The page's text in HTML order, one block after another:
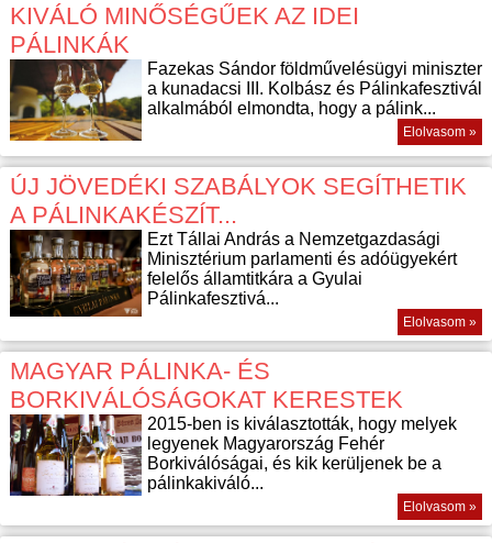
KIVÁLÓ MINŐSÉGŰEK AZ IDEI
PÁLINKÁK
Fazekas Sándor földművelésügyi miniszter
a kunadacsi III. Kolbász és Pálinkafesztivál
alkalmából elmondta, hogy a pálink...
Elolvasom »
ÚJ JÖVEDÉKI SZABÁLYOK SEGÍTHETIK
A PÁLINKAKÉSZÍT...
Ezt Tállai András a Nemzetgazdasági
Minisztérium parlamenti és adóügyekért
felelős államtitkára a Gyulai
Pálinkafesztivá...
Elolvasom »
MAGYAR PÁLINKA- ÉS
BORKIVÁLÓSÁGOKAT KERESTEK
2015-ben is kiválasztották, hogy melyek
legyenek Magyarország Fehér
Borkiválóságai, és kik kerüljenek be a
pálinkakiváló...
Elolvasom »